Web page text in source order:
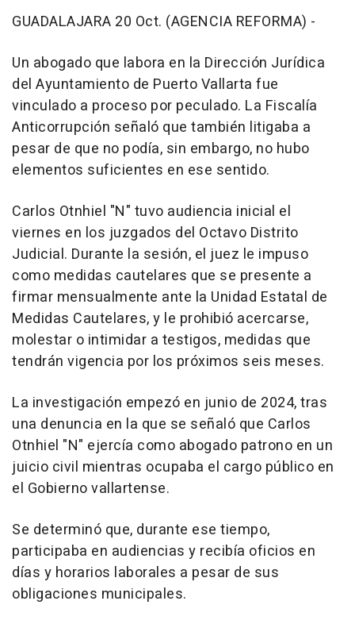
GUADALAJARA 20 Oct. (AGENCIA REFORMA) -
Un abogado que labora en la Dirección Jurídica
del Ayuntamiento de Puerto Vallarta fue
vinculado a proceso por peculado. La Fiscalía
Anticorrupción señaló que también litigaba a
pesar de que no podía, sin embargo, no hubo
elementos suficientes en ese sentido.
Carlos Otnhiel "N" tuvo audiencia inicial el
viernes en los juzgados del Octavo Distrito
Judicial. Durante la sesión, el juez le impuso
como medidas cautelares que se presente a
firmar mensualmente ante la Unidad Estatal de
Medidas Cautelares, y le prohibió acercarse,
molestar o intimidar a testigos, medidas que
tendrán vigencia por los próximos seis meses.
La investigación empezó en junio de 2024, tras
una denuncia en la que se señaló que Carlos
Otnhiel "N" ejercía como abogado patrono en un
juicio civil mientras ocupaba el cargo público en
el Gobierno vallartense.
Se determinó que, durante ese tiempo,
participaba en audiencias y recibía oficios en
días y horarios laborales a pesar de sus
obligaciones municipales.